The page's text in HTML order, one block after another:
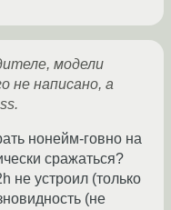
модели
не написано, а
нонейм-говно на
сражаться?
не устроил (только
(не